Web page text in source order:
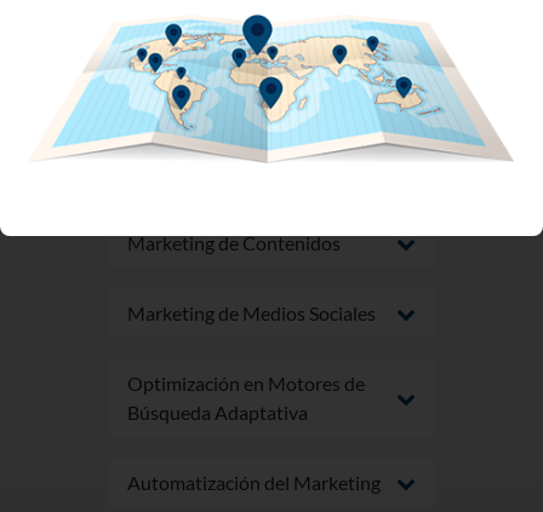
Desarrollo de Perfiles de
Marketing de Contenidos
Marketing de Medios Sociales
Optimización en Motores de
Búsqueda Adaptativa
Automatización del Marketing